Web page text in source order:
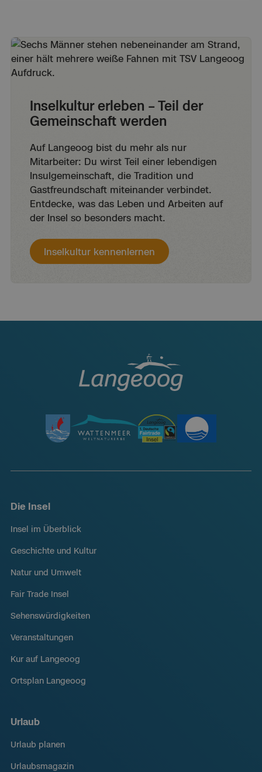
Inselkultur erleben – Teil der
Gemeinschaft werden
Auf Langeoog bist du mehr als nur
Mitarbeiter: Du wirst Teil einer lebendigen
Insulgemeinschaft, die Tradition und
Gastfreundschaft miteinander verbindet.
Entdecke, was das Leben und Arbeiten auf
der Insel so besonders macht.
Inselkultur kennenlernen
Die Insel
Insel im Überblick
Geschichte und Kultur
Natur und Umwelt
Fair Trade Insel
Sehenswürdigkeiten
Veranstaltungen
Kur auf Langeoog
Ortsplan Langeoog
Urlaub
Urlaub planen
Urlaubsmagazin